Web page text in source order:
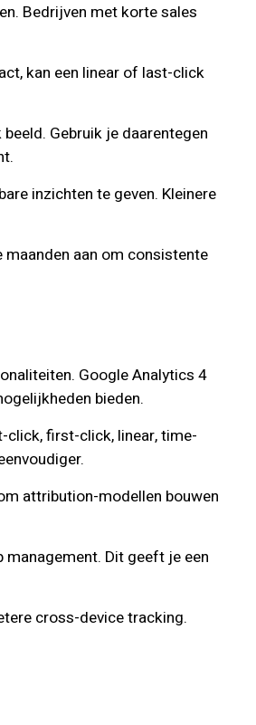
Bedrijven met korte sales
kan een linear of last-click
Gebruik je daarentegen
inzichten te geven. Kleinere
aan om consistente
Google Analytics 4
bieden.
first-click, linear, time-
attribution-modellen bouwen
Dit geeft je een
cross-device tracking.